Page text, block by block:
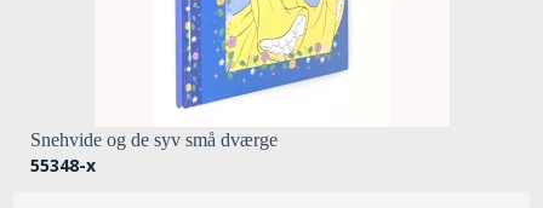
Snehvide og de syv små dværge
55348-x